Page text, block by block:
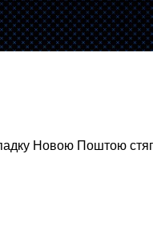
Новою Поштою